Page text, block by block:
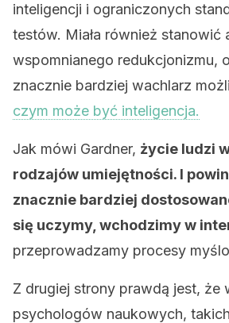
inteligencji i ograniczonych
testów. Miała również stanowić
wspomnianego redukcjonizmu,
znacznie bardziej wachlarz
czym może być inteligencja.
Jak mówi Gardner, życie ludzi
rodzajów umiejętności. I
znacznie bardziej
się uczymy, wchodzimy w
przeprowadzamy procesy
Z drugiej strony prawdą jest, że
psychologów naukowych,